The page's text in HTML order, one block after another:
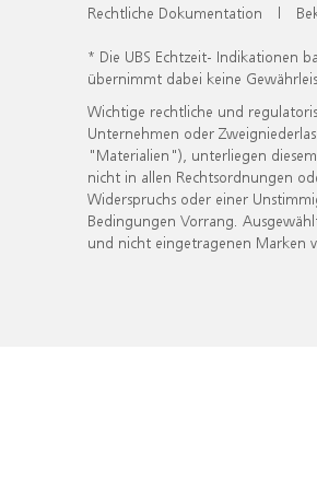
Rechtliche Dokumentation |
* Die UBS Echtzeit- Indikationen
übernimmt dabei keine
Wichtige rechtliche und
Unternehmen oder
"Materialien"), unterliegen
nicht in allen Rechtsordnungen
Widerspruchs oder einer
Bedingungen Vorrang.
und nicht eingetragenen Marken